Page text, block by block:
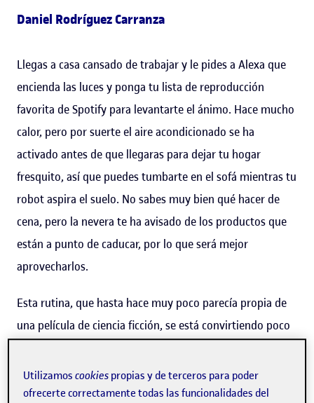
Daniel Rodríguez Carranza
Llegas a casa cansado de trabajar y le pides a Alexa que
encienda las luces y ponga tu lista de reproducción
favorita de Spotify para levantarte el ánimo. Hace mucho
calor, pero por suerte el aire acondicionado se ha
activado antes de que llegaras para dejar tu hogar
fresquito, así que puedes tumbarte en el sofá mientras tu
robot aspira el suelo. No sabes muy bien qué hacer de
cena, pero la nevera te ha avisado de los productos que
están a punto de caducar, por lo que será mejor
aprovecharlos.
Esta rutina, que hasta hace muy poco parecía propia de
una película de ciencia ficción, se está convirtiendo poco
en el hogar. Como todo avance, tiene sus virtudes y
defectos, pero parece claro que no es una moda pasajera:
Utilizamoscookies propias y de terceros para poder
ofrecerte correctamente todas las funcionalidades del